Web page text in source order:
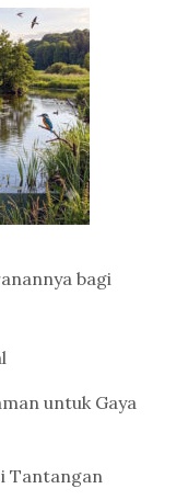
bagi
untuk Gaya
Tantangan